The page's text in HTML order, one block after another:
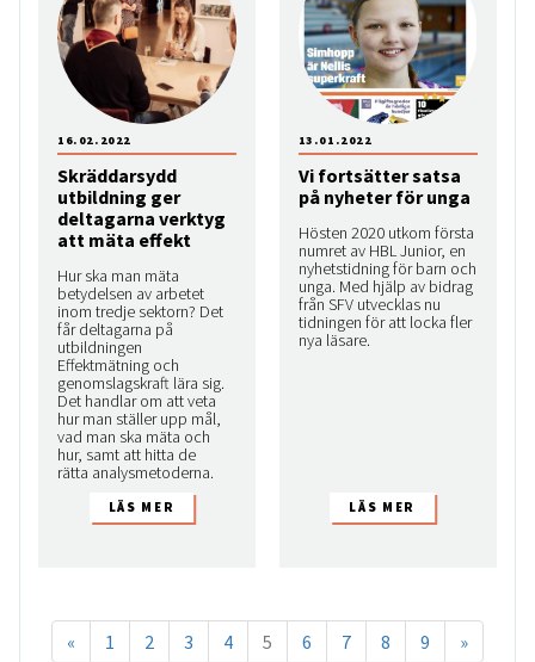
Skräddarsydd
utbildning ger
deltagarna verktyg
att mäta effekt
Hur ska man mäta
betydelsen av arbetet
inom tredje sektorn? Det
får deltagarna på
utbildningen
Effektmätning och
genomslagskraft lära sig.
Det handlar om att veta
hur man ställer upp mål,
vad man ska mäta och
hur, samt att hitta de
rätta analysmetoderna.
16.02.2022
Vi fortsätter satsa
på nyheter för unga
Hösten 2020 utkom första
numret av HBL Junior, en
nyhetstidning för barn och
unga. Med hjälp av bidrag
från SFV utvecklas nu
tidningen för att locka fler
nya läsare.
13.01.2022
« 1 2 3 4 5 6 7 8 9 »